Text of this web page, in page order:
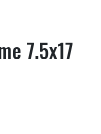
7.5x17